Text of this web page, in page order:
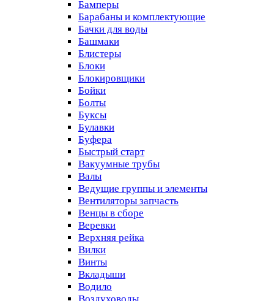
Бамперы
Барабаны и комплектующие
Бачки для воды
Башмаки
Блистеры
Блоки
Блокировщики
Бойки
Болты
Буксы
Булавки
Буфера
Быстрый старт
Вакуумные трубы
Валы
Ведущие группы и элементы
Вентиляторы запчасть
Венцы в сборе
Веревки
Верхняя рейка
Вилки
Винты
Вкладыши
Водило